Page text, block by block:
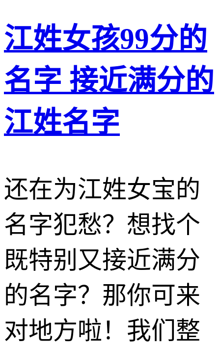
江姓女孩99分的
名字 接近满分的
江姓名字
还在为江姓女宝的
名字犯愁？想找个
既特别又接近满分
的名字？那你可来
对地方啦！我们整